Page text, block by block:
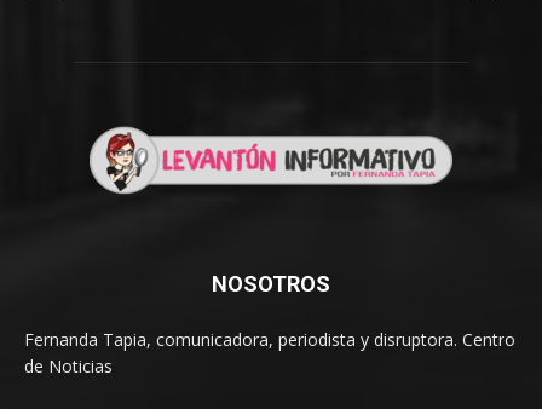
NOSOTROS
Fernanda Tapia, comunicadora, periodista y disruptora. Centro
de Noticias